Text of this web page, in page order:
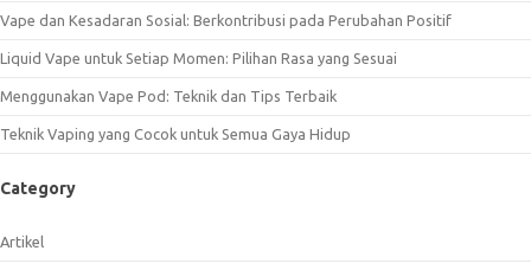
Vape dan Kesadaran Sosial: Berkontribusi pada Perubahan Positif
Liquid Vape untuk Setiap Momen: Pilihan Rasa yang Sesuai
Menggunakan Vape Pod: Teknik dan Tips Terbaik
Teknik Vaping yang Cocok untuk Semua Gaya Hidup
Category
Artikel